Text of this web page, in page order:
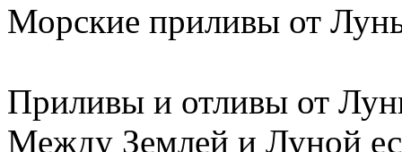
Морские приливы от
Приливы и отливы от
Между Землей и Луной